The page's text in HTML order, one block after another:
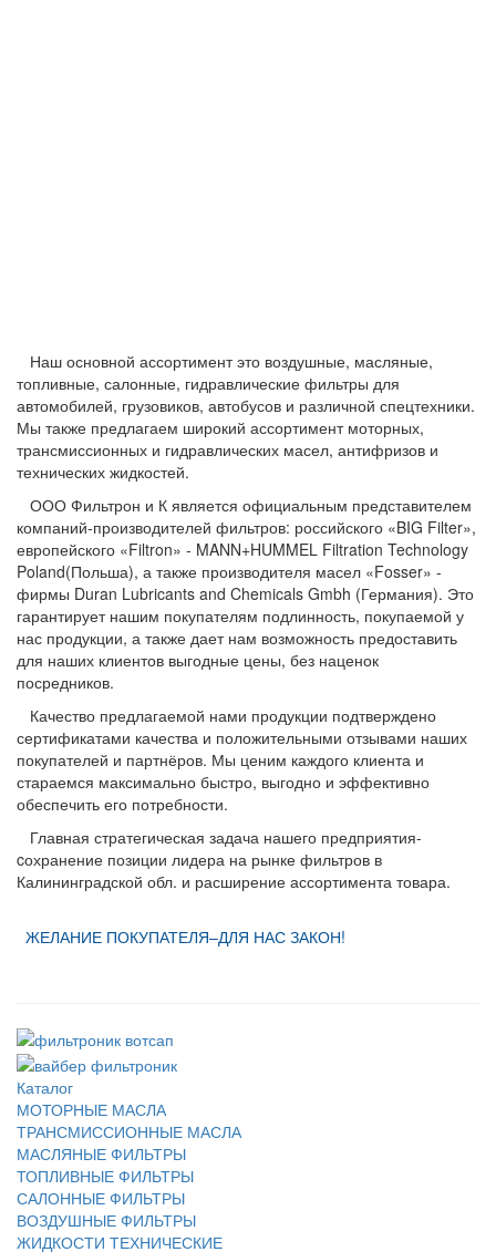
Наш основной ассортимент это воздушные, масляные,
топливные, салонные, гидравлические фильтры для
автомобилей, грузовиков, автобусов и различной спецтехники.
Мы также предлагаем широкий ассортимент моторных,
трансмиссионных и гидравлических масел, антифризов и
технических жидкостей.
ООО Фильтрон и К является официальным представителем
компаний-производителей фильтров: российского «BIG Filter»,
европейского «Filtron» - MANN+HUMMEL Filtration Technology
Poland(Польша), а также производителя масел «Fosser» -
фирмы Duran Lubricants and Chemicals Gmbh (Германия). Это
гарантирует нашим покупателям подлинность, покупаемой у
нас продукции, а также дает нам возможность предоставить
для наших клиентов выгодные цены, без наценок
посредников.
Качество предлагаемой нами продукции подтверждено
сертификатами качества и положительными отзывами наших
покупателей и партнёров. Мы ценим каждого клиента и
стараемся максимально быстро, выгодно и эффективно
обеспечить его потребности.
Главная стратегическая задача нашего предприятия-
cохранение позиции лидера на рынке фильтров в
Калининградской обл. и расширение ассортимента товара.
ЖЕЛАНИЕ ПОКУПАТЕЛЯ–ДЛЯ НАС ЗАКОН!
Каталог
МОТОРНЫЕ МАСЛА
ТРАНСМИССИОННЫЕ МАСЛА
МАСЛЯНЫЕ ФИЛЬТРЫ
ТОПЛИВНЫЕ ФИЛЬТРЫ
САЛОННЫЕ ФИЛЬТРЫ
ВОЗДУШНЫЕ ФИЛЬТРЫ
ЖИДКОСТИ ТЕХНИЧЕСКИЕ